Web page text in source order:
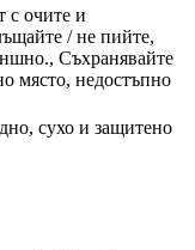
с очите и
/ не пийте,
Съхранявайте
място, недостъпно
сухо и защитено